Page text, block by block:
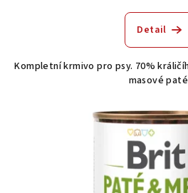
Detail
Kompletní krmivo pro psy. 70%
masové